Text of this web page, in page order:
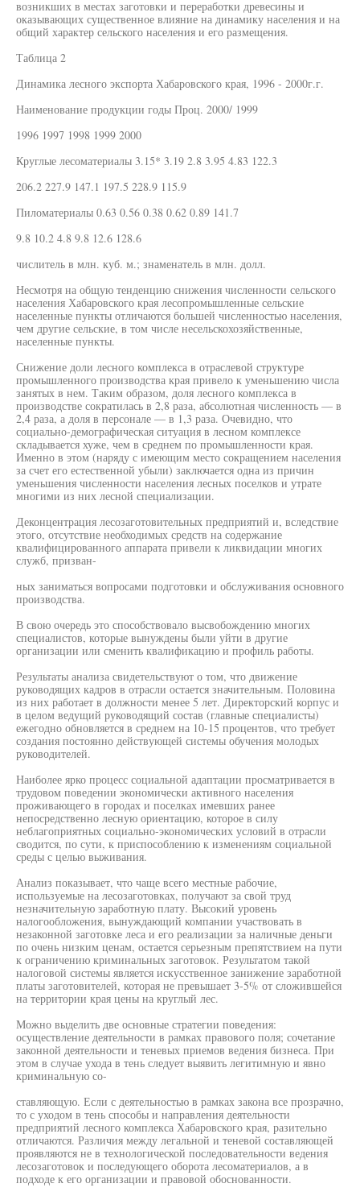
возникших в местах заготовки и переработки древесины и
оказывающих существенное влияние на динамику населения и на
общий характер сельского населения и его размещения.
Таблица 2
Динамика лесного экспорта Хабаровского края, 1996 - 2000г.г.
Наименование продукции годы Проц. 2000/ 1999
1996 1997 1998 1999 2000
Круглые лесоматериалы 3.15* 3.19 2.8 3.95 4.83 122.3
206.2 227.9 147.1 197.5 228.9 115.9
Пиломатериалы 0.63 0.56 0.38 0.62 0.89 141.7
9.8 10.2 4.8 9.8 12.6 128.6
числитель в млн. куб. м.; знаменатель в млн. долл.
Несмотря на общую тенденцию снижения численности сельского
населения Хабаровского края лесопромышленные сельские
населенные пункты отличаются большей численностью населения,
чем другие сельские, в том числе несельскохозяйственные,
населенные пункты.
Снижение доли лесного комплекса в отраслевой структуре
промышленного производства края привело к уменьшению числа
занятых в нем. Таким образом, доля лесного комплекса в
производстве сократилась в 2,8 раза, абсолютная численность — в
2,4 раза, а доля в персонале — в 1,3 раза. Очевидно, что
социально-демографическая ситуация в лесном комплексе
складывается хуже, чем в среднем по промышленности края.
Именно в этом (наряду с имеющим место сокращением населения
за счет его естественной убыли) заключается одна из причин
уменьшения численности населения лесных поселков и утрате
многими из них лесной специализации.
Деконцентрация лесозаготовительных предприятий и, вследствие
этого, отсутствие необходимых средств на содержание
квалифицированного аппарата привели к ликвидации многих
служб, призван-
ных заниматься вопросами подготовки и обслуживания основного
производства.
В свою очередь это способствовало высвобождению многих
специалистов, которые вынуждены были уйти в другие
организации или сменить квалификацию и профиль работы.
Результаты анализа свидетельствуют о том, что движение
руководящих кадров в отрасли остается значительным. Половина
из них работает в должности менее 5 лет. Директорский корпус и
в целом ведущий руководящий состав (главные специалисты)
ежегодно обновляется в среднем на 10-15 процентов, что требует
создания постоянно действующей системы обучения молодых
руководителей.
Наиболее ярко процесс социальной адаптации просматривается в
трудовом поведении экономически активного населения
проживающего в городах и поселках имевших ранее
непосредственно лесную ориентацию, которое в силу
неблагоприятных социально-экономических условий в отрасли
сводится, по сути, к приспособлению к изменениям социальной
среды с целью выживания.
Анализ показывает, что чаще всего местные рабочие,
используемые на лесозаготовках, получают за свой труд
незначительную заработную плату. Высокий уровень
налогообложения, вынуждающий компании участвовать в
незаконной заготовке леса и его реализации за наличные деньги
по очень низким ценам, остается серьезным препятствием на пути
к ограничению криминальных заготовок. Результатом такой
налоговой системы является искусственное занижение заработной
платы заготовителей, которая не превышает 3-5% от сложившейся
на территории края цены на круглый лес.
Можно выделить две основные стратегии поведения:
осуществление деятельности в рамках правового поля; сочетание
законной деятельности и теневых приемов ведения бизнеса. При
этом в случае ухода в тень следует выявить легитимную и явно
криминальную со-
ставляющую. Если с деятельностью в рамках закона все прозрачно,
то с уходом в тень способы и направления деятельности
предприятий лесного комплекса Хабаровского края, разительно
отличаются. Различия между легальной и теневой составляющей
проявляются не в технологической последовательности ведения
лесозаготовок и последующего оборота лесоматериалов, а в
подходе к его организации и правовой обоснованности.